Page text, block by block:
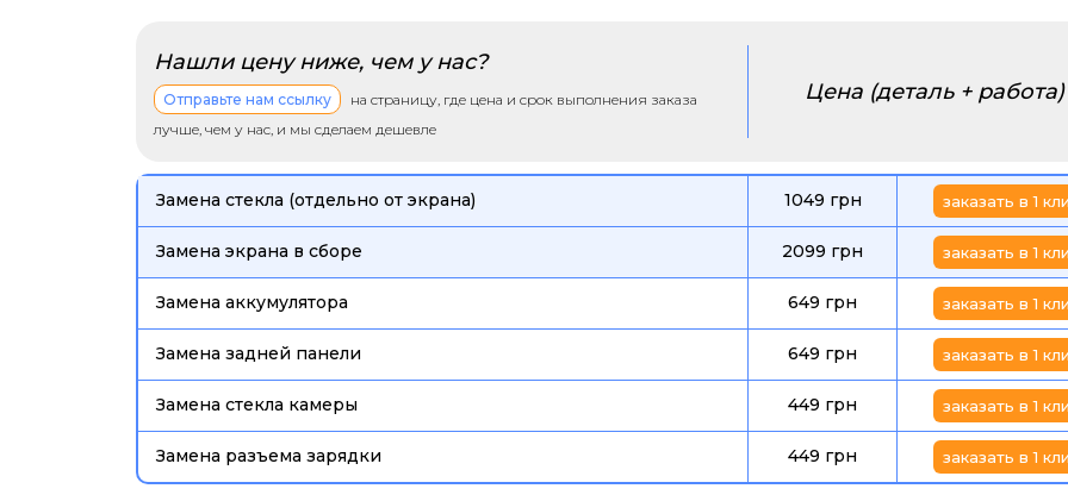
Нашли цену ниже, чем у нас?
Отправьте нам ссылку
на страницу, где цена и срок выполнения заказа
лучше, чем у нас, и мы сделаем дешевле
Цена (деталь + работа)
Замена стекла (отдельно от экрана) 1049 грн заказать в 1
Замена экрана в сборе 2099 грн заказать в 1
Замена аккумулятора 649 грн заказать в 1
Замена задней панели 649 грн заказать в 1
Замена стекла камеры 449 грн заказать в 1
Замена разъема зарядки 449 грн заказать в 1